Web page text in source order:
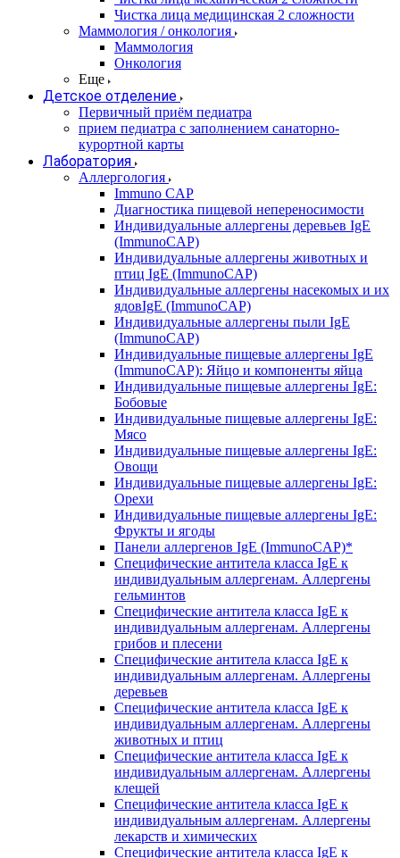
Чистка лица медицинская 2 сложности
Маммология / онкология
Маммология
Онкология
Еще
Детское отделение
Первичный приём педиатра
прием педиатра с заполнением санаторно-
курортной карты
Лаборатория
Аллергология
Immuno CAP
Диагностика пищевой непереносимости
Индивидуальные аллергены деревьев IgE
(ImmunoCAP)
Индивидуальные аллергены животных и
птиц IgE (ImmunoCAP)
Индивидуальные аллергены насекомых и их
ядовIgE (ImmunoCAP)
Индивидуальные аллергены пыли IgE
(ImmunoCAP)
Индивидуальные пищевые аллергены IgE
(ImmunoCAP): Яйцо и компоненты яйца
Индивидуальные пищевые аллергены IgE:
Бобовые
Индивидуальные пищевые аллергены IgE:
Мясо
Индивидуальные пищевые аллергены IgE:
Овощи
Индивидуальные пищевые аллергены IgE:
Орехи
Индивидуальные пищевые аллергены IgE:
Фрукты и ягоды
Панели аллергенов IgE (ImmunoCAP)*
Специфические антитела класса IgE к
индивидуальным аллергенам. Аллергены
гельминтов
Специфические антитела класса IgE к
индивидуальным аллергенам. Аллергены
грибов и плесени
Специфические антитела класса IgE к
индивидуальным аллергенам. Аллергены
деревьев
Специфические антитела класса IgE к
индивидуальным аллергенам. Аллергены
животных и птиц
Специфические антитела класса IgE к
индивидуальным аллергенам. Аллергены
клещей
Специфические антитела класса IgE к
индивидуальным аллергенам. Аллергены
лекарств и химических
Специфические антитела класса IgE к